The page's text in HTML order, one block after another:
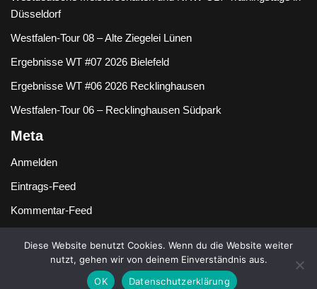
Düsseldorf
Westfalen-Tour 08 – Alte Ziegelei Lünen
Ergebnisse WT #07 2026 Bielefeld
Ergebnisse WT #06 2026 Recklinghausen
Westfalen-Tour 06 – Recklinghausen Südpark
Meta
Anmelden
Eintrags-Feed
Kommentar-Feed
Diese Website benutzt Cookies. Wenn du die Website weiter
nutzt, gehen wir von deinem Einverständnis aus.
OK
Datenschutzerklärung